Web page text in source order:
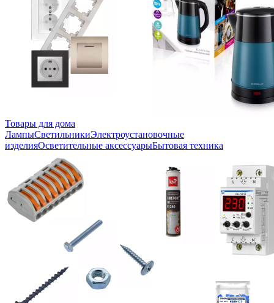
Товары для дома
ЛампыСветильникиЭлектроустановочные
изделияОсветительные аксессуарыБытовая техника